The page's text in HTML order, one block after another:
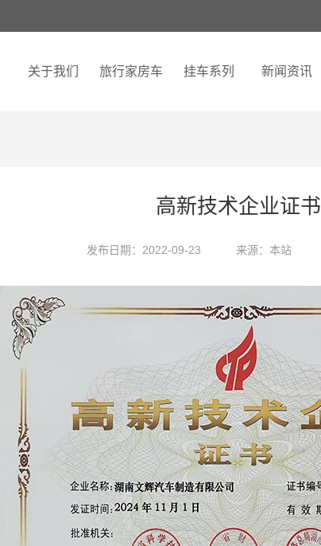
关于我们 旅行家房车 挂车系列 新闻资讯
高新技术企业证书
发布日期：2022-09-23 来源：本站